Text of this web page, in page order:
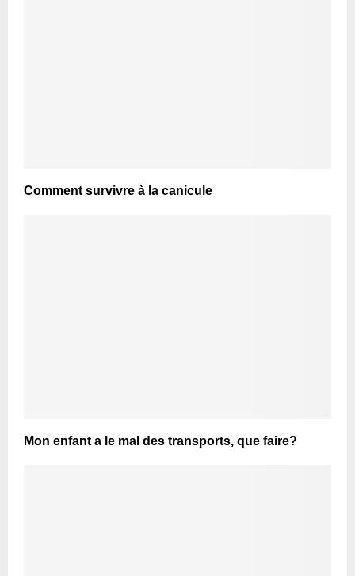
Comment survivre à la canicule
Mon enfant a le mal des transports, que faire?